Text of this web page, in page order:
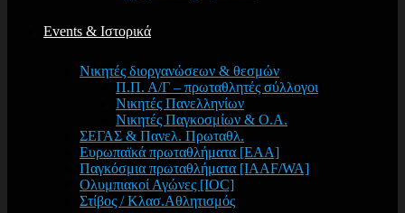
Events & Ιστορικά
Νικητές διοργανώσεων & θεσμών
Π.Π. Α/Γ – πρωταθλητές σύλλογοι
Νικητές Πανελληνίων
Νικητές Παγκοσμίων & Ο.Α.
ΣΕΓΑΣ & Πανελ. Πρωταθλ.
Ευρωπαϊκά πρωταθλήματα [EAA]
Παγκόσμια πρωταθλήματα [IAAF/WA]
Ολυμπιακοί Αγώνες [IOC]
Στίβος / Κλασ.Αθλητισμός